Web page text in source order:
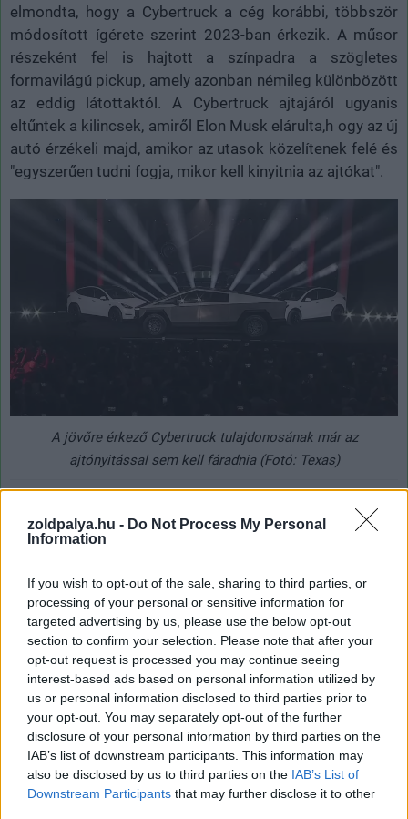
zoldpalya.hu - Do Not Process My Personal
Information
If you wish to opt-out of the sale, sharing to third parties, or
processing of your personal or sensitive information for
targeted advertising by us, please use the below opt-out
section to confirm your selection. Please note that after your
opt-out request is processed you may continue seeing
interest-based ads based on personal information utilized by
us or personal information disclosed to third parties prior to
your opt-out. You may separately opt-out of the further
disclosure of your personal information by third parties on the
IAB’s list of downstream participants. This information may
also be disclosed by us to third parties on the IAB’s List of
Downstream Participants that may further disclose it to other
elmondta, hogy a Cybertruck a cég korábbi, többször
módosított ígérete szerint 2023-ban érkezik. A műsor
részeként fel is hajtott a színpadra a szögletes
formavilágú pickup, amely azonban némileg különbözött
az eddig látottaktól. A Cybertruck ajtajáról ugyanis
eltűntek a kilincsek, amiről Elon Musk elárulta,h ogy az új
autó érzékeli majd, amikor az utasok közelítenek felé és
"egyszerűen tudni fogja, mikor kell kinyitnia az ajtókat".
A jövőre érkező Cybertruck tulajdonosának már az
ajtónyitással sem kell fáradnia (Fotó: Texas)
A jövőre érkező Cybertruck tulajdonosának már az
ajtónyitással sem kell fáradnia (Fotó: Texas)
hónap során több mint egymillió elektromos autót
értékesített, majd hozzátette, hogy ennél sokkal
komolyabb növekedésre számít az előttünk álló
időszakban.
Ennek kapcsán megemlítette, hogy jövőre megérkezhet
a Tesla robottaxija, amely "meglehetősen
futurisztikusan" fog kinézni, bővebb részleteket azonban